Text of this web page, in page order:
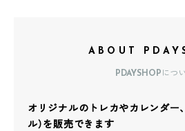
ABOUT
PDAYSHOPにつ
オリジナルのトレカやカレンダー
ル）を販売できます